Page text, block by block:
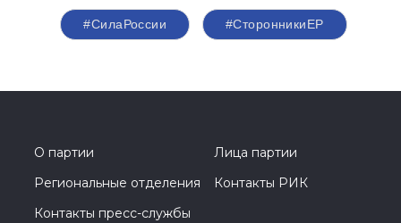
#СилаРоссии #СторонникиЕР
О партии
Лица партии
Региональные отделения
Контакты РИК
Контакты пресс-службы